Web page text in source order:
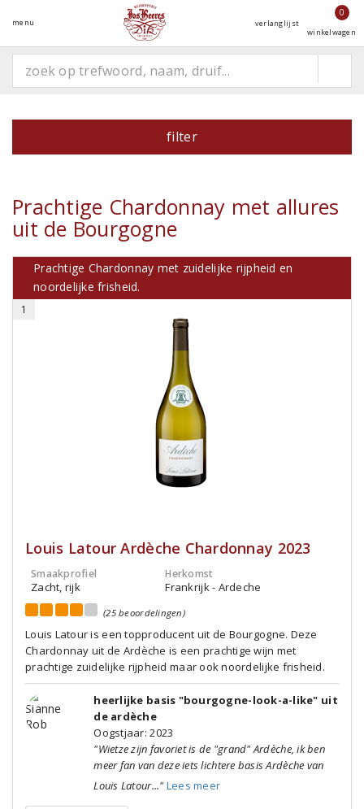
menu verlanglijst
0
winkelwagen
filter
Prachtige Chardonnay met allures
uit de Bourgogne
Prachtige Chardonnay met zuidelijke rijpheid en
noordelijke frisheid.
1
Louis Latour Ardèche Chardonnay 2023
Smaakprofiel
Zacht, rijk
Herkomst
Frankrijk - Ardeche
(25 beoordelingen)
Louis Latour is een topproducent uit de Bourgogne. Deze
Chardonnay uit de Ardèche is een prachtige wijn met
prachtige zuidelijke rijpheid maar ook noordelijke frisheid.
heerlijke basis "bourgogne-look-a-like" uit
de ardèche
Oogstjaar: 2023
"Wietze zijn favoriet is de "grand" Ardèche, ik ben
meer fan van deze iets lichtere basis Ardèche van
Louis Latour..." Lees meer